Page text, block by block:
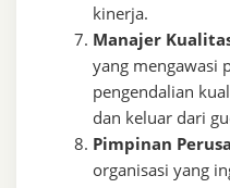
kinerja.
Manajer
yang mengawasi
pengendalian
dan keluar dari
Pimpinan
organisasi yang